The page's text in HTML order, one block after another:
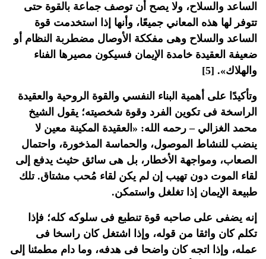
الساعد والسلاح، ولا يصح أن توصف جماعة بالقوة حتى
تتوفر لها هذه المعاني جميعًا، وأنها إذا استخدمت قوة
الساعد والسلاح وهى مفككة الأوصال مضطربة النظام أو
ضعيفة العقيدة خامدة الإيمان فسيكون مصيرها الفناء
والهلاك». [5]
وتأكيدًا على أهمية البناء النفسي والقوة الروحية والعقيدة
الراسخة فى تكوين الفرد وقوة شخصيته؛ يقول الشيخ
محمد الغزالي – رحمه الله: «العقيدة المكينة معين لا
ينضب للنشاط الموصول، والحماسة المذخورة، واحتمال
الصعاب، ومواجهة الأخطار، بل هى سائق حثيث يدفع إلى
لقاء الموت دون تهيب إن لم يكن لقاء مُحب مشتاق. تلك
طبيعة الإيمان إذا تغلغل واستمكن.
إنه يضفى على صاحبه قوة تنطبع فى سلوكه كله؛ فإذا
تكلم كان واثقا من قوله، وإذا اشتغل كان راسخا فى
عمله، وإذا اتجه كان واضحا فى هدفه، وما دام مطمئنا إلى